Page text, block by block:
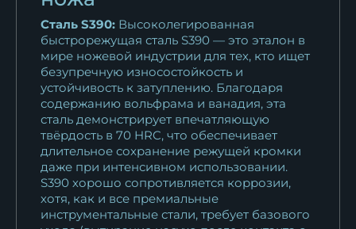
Сталь S390: Высоколегированная
быстрорежущая сталь S390 — это эталон в
мире ножевой индустрии для тех, кто ищет
безупречную износостойкость и
устойчивость к затуплению. Благодаря
содержанию вольфрама и ванадия, эта
сталь демонстрирует впечатляющую
твёрдость в 70 HRC, что обеспечивает
длительное сохранение режущей кромки
даже при интенсивном использовании.
S390 хорошо сопротивляется коррозии,
хотя, как и все премиальные
инструментальные стали, требует базового